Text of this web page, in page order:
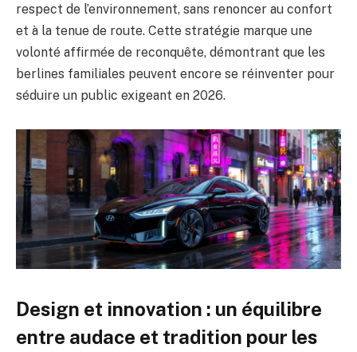
respect de l’environnement, sans renoncer au confort
et à la tenue de route. Cette stratégie marque une
volonté affirmée de reconquête, démontrant que les
berlines familiales peuvent encore se réinventer pour
séduire un public exigeant en 2026.
Design et innovation : un équilibre
entre audace et tradition pour les